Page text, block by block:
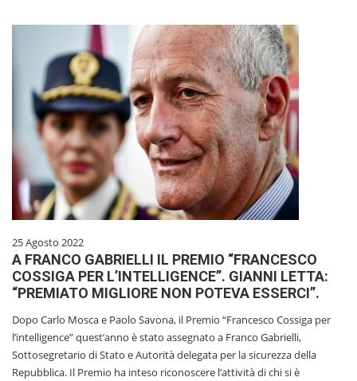
25 Agosto 2022
A FRANCO GABRIELLI IL PREMIO “FRANCESCO
COSSIGA PER L’INTELLIGENCE”. GIANNI LETTA:
“PREMIATO MIGLIORE NON POTEVA ESSERCI”.
Dopo Carlo Mosca e Paolo Savona, il Premio “Francesco Cossiga per
l’intelligence” quest’anno è stato assegnato a Franco Gabrielli,
Sottosegretario di Stato e Autorità delegata per la sicurezza della
Repubblica. Il Premio ha inteso riconoscere l’attività di chi si è